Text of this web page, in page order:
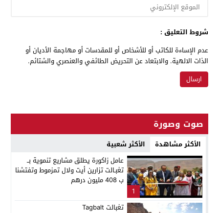
شروط التعليق :
عدم الإساءة للكاتب أو للأشخاص أو للمقدسات أو مهاجمة الأديان أو
الذات الالهية. والابتعاد عن التحريض الطائفي والعنصري والشتائم.
صوت وصورة
الأكثر مشاهدة الأكثر شعبية
1
عامل زاكورة يطلق مشاريع تنموية بــ
تغبـالت تزارين أيت ولال تمزموط وتفتشنا
ب 408 مليون درهم
تغبالت Tagbalt